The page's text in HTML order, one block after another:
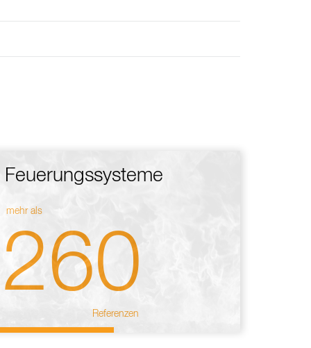
Feuerungssysteme
mehr als
260
Referenzen